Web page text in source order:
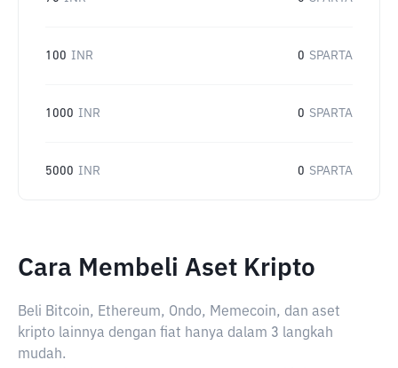
100 INR 0 SPARTA
1000 INR 0 SPARTA
5000 INR 0 SPARTA
Cara Membeli Aset Kripto
Beli Bitcoin, Ethereum, Ondo, Memecoin, dan aset
kripto lainnya dengan fiat hanya dalam 3 langkah
mudah.